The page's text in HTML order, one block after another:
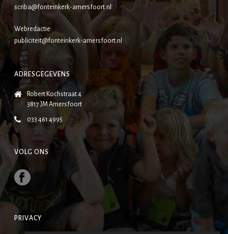
scriba@fonteinkerk-amersfoort.nl
Webredactie:
publiciteit@fonteinkerk-amersfoort.nl
ADRESGEGEVENS
Robert Kochstraat 4
3817 JM Amersfoort
033 461 4995
VOLG ONS
PRIVACY